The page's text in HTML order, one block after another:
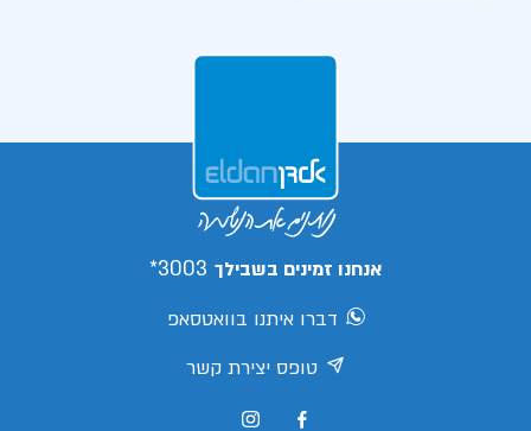
אנחנו זמינים בשבילך 3003*
דברו איתנו בוואטסאפ
טופס יצירת קשר